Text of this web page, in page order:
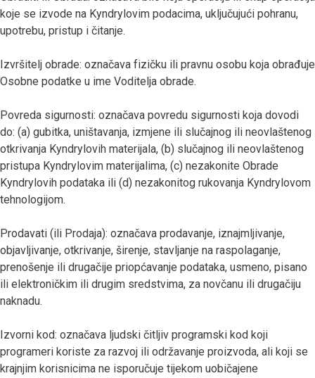
koje se izvode na Kyndrylovim podacima, uključujući pohranu,
upotrebu, pristup i čitanje.
Izvršitelj obrade: označava fizičku ili pravnu osobu koja obrađuje
Osobne podatke u ime Voditelja obrade.
Povreda sigurnosti: označava povredu sigurnosti koja dovodi
do: (a) gubitka, uništavanja, izmjene ili slučajnog ili neovlaštenog
otkrivanja Kyndrylovih materijala, (b) slučajnog ili neovlaštenog
pristupa Kyndrylovim materijalima, (c) nezakonite Obrade
Kyndrylovih podataka ili (d) nezakonitog rukovanja Kyndrylovom
tehnologijom.
Prodavati (ili Prodaja): označava prodavanje, iznajmljivanje,
objavljivanje, otkrivanje, širenje, stavljanje na raspolaganje,
prenošenje ili drugačije priopćavanje podataka, usmeno, pisano
ili elektroničkim ili drugim sredstvima, za novčanu ili drugačiju
naknadu.
Izvorni kod: označava ljudski čitljiv programski kod koji
programeri koriste za razvoj ili održavanje proizvoda, ali koji se
krajnjim korisnicima ne isporučuje tijekom uobičajene